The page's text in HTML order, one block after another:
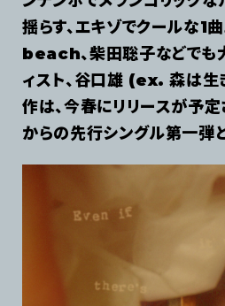
NEWS
NEW RELEASE
CONTACT
JOB
利用規約
プライバシーポリシー
揺らす、エキゾでクール
beach、柴田聡子などでも
ィスト、谷口雄 (ex. 森は生
作は、今春にリリースが予
からの先行シングル第一弾